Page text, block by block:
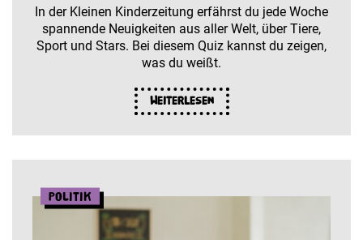
In der Kleinen Kinderzeitung erfährst du jede Woche
spannende Neuigkeiten aus aller Welt, über Tiere,
Sport und Stars. Bei diesem Quiz kannst du zeigen,
was du weißt.
Weiterlesen
Politik